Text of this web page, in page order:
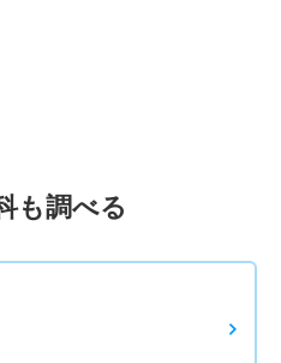
も調べる